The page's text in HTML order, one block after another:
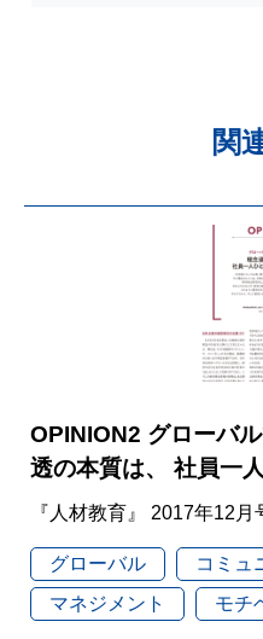
関
OPINION2 グローバ
透の本質は、 社員一
『人材教育』 2017年12月
グローバル
コミュ
マネジメント
モチ